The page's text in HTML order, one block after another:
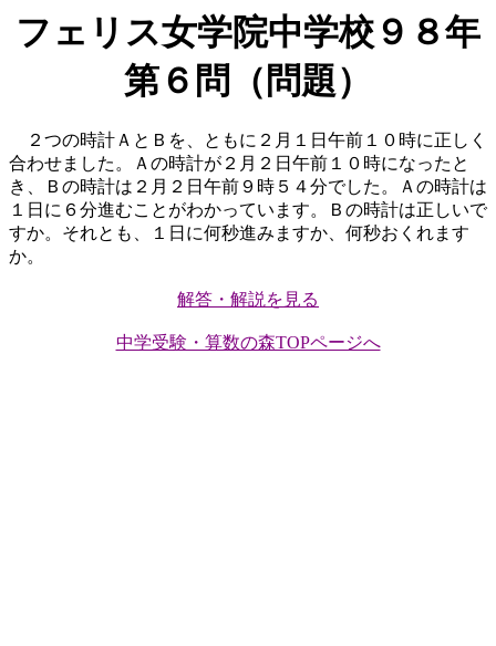
フェリス女学院中学校９８年
第６問（問題）
２つの時計ＡとＢを、ともに２月１日午前１０時に正しく
合わせました。Ａの時計が２月２日午前１０時になったと
き、Ｂの時計は２月２日午前９時５４分でした。Ａの時計は
１日に６分進むことがわかっています。Ｂの時計は正しいで
すか。それとも、１日に何秒進みますか、何秒おくれます
か。
解答・解説を見る
中学受験・算数の森TOPページへ